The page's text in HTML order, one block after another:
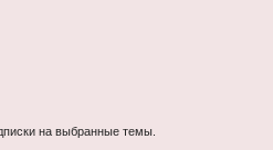
на выбранные темы.